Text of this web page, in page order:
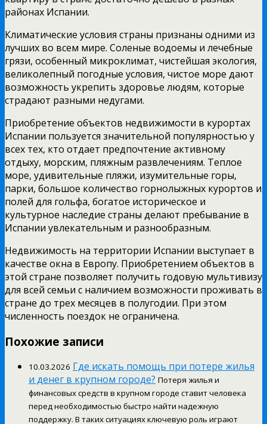
районах Испании.
Климатические условия страны признаны одними из
лучших во всем мире. Соленые водоемы и лечебные
грязи, особенный микроклимат, чистейшая экология,
великолепный погодные условия, чистое море дают
возможность укрепить здоровье людям, которые
страдают разными недугами.
Приобретение объектов недвижимости в курортах
Испании пользуется значительной популярностью у
всех тех, кто отдает предпочтение активному
отдыху, морским, пляжным развлечениям. Теплое
море, удивительные пляжи, изумительные горы,
парки, большое количество горнолыжных курортов и
полей для гольфа, богатое историческое и
культурное наследие страны делают пребывание в
Испании увлекательным и разнообразным.
Недвижимость на территории Испании выступает в
качестве окна в Европу. Приобретением объектов в
этой стране позволяет получить годовую мультивизу
для всей семьи с наличием возможности проживать в
стране до трех месяцев в полугодии. При этом
численность поездок не ограничена.
Похожие записи
10.03.2026 Где искать помощь при потере жилья
и денег в крупном городе? Потеря жилья и
финансовых средств в крупном городе ставит человека
перед необходимостью быстро найти надежную
поддержку. В таких ситуациях ключевую роль играют